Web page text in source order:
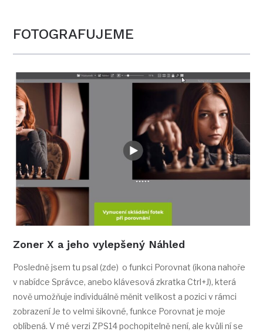
FOTOGRAFUJEME
Zoner X a jeho vylepšený Náhled
Posledně jsem tu psal (zde) o funkci Porovnat (ikona nahoře
v nabídce Správce, anebo klávesová zkratka Ctrl+J), která
nově umožňuje individuálně měnit velikost a pozici v rámci
zobrazení Je to velmi šikovné, funkce Porovnat je moje
oblíbená. V mé verzi ZPS14 pochopitelně není, ale kvůli ní se